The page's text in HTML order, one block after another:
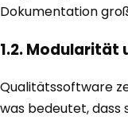
Dokumentation
1.2. Modularität
Qualitätssoftware
was bedeutet, dass